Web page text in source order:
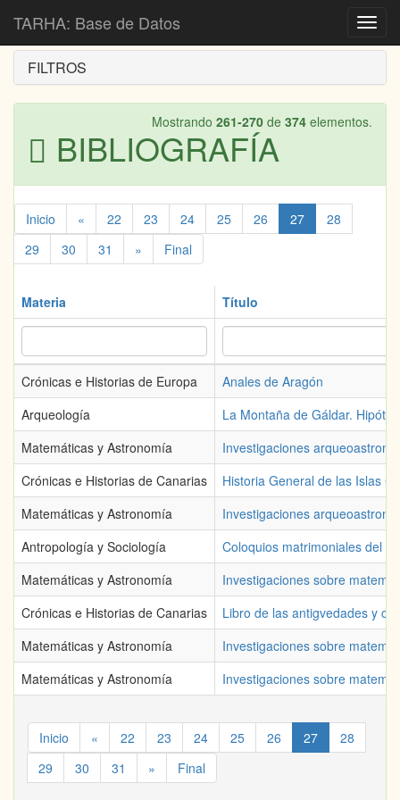
TARHA: Base de Datos
Inicio Bibliografía
FILTROS
Mostrando 261-270 de 374 elementos.
BIBLIOGRAFÍA
Inicio « 22 23 24 25 26 27
28
29
30 31 » Final
Materia Título
Crónicas e Historias de Europa
Anales de Aragón
Arqueología
La Montaña de Gáldar.
Matemáticas y Astronomía
Investigaciones
Crónicas e Historias de Canarias
Historia General de las Islas
Matemáticas y Astronomía
Investigaciones
Antropología y Sociología
Coloquios matrimoniales del
Matemáticas y Astronomía
Investigaciones sobre
Crónicas e Historias de Canarias
Libro de las antigvedades y
Matemáticas y Astronomía
Investigaciones sobre
Matemáticas y Astronomía
Investigaciones sobre
Inicio « 22 23 24 25 26 27
28
29
30 31 » Final